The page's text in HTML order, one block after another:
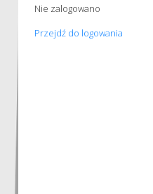
Nie zalogowano
Przejdź do logowania